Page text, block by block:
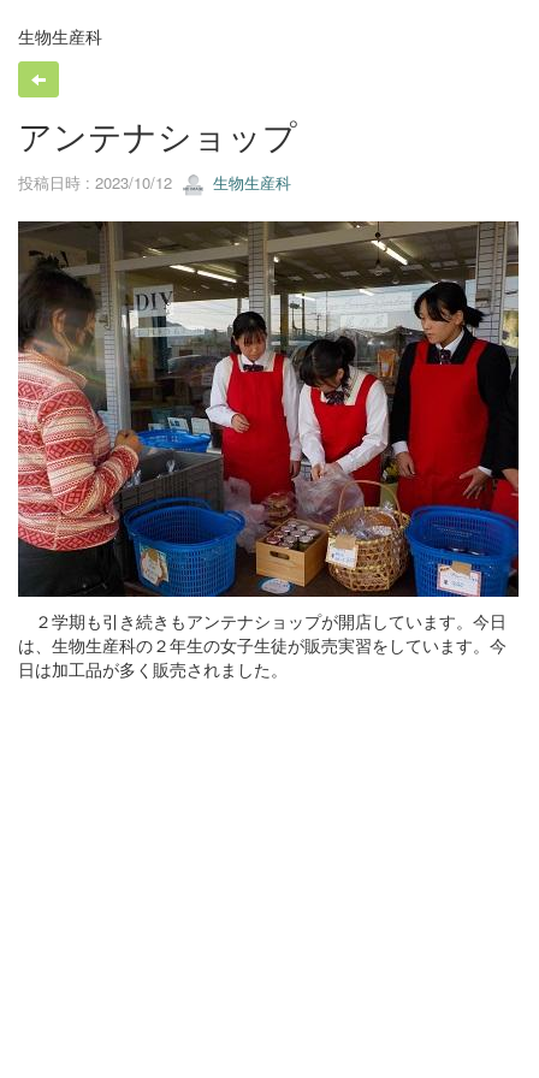
生物生産科
アンテナショップ
投稿日時 : 2023/10/12 生物生産科
２学期も引き続きもアンテナショップが開店しています。今日
は、生物生産科の２年生の女子生徒が販売実習をしています。今
日は加工品が多く販売されました。